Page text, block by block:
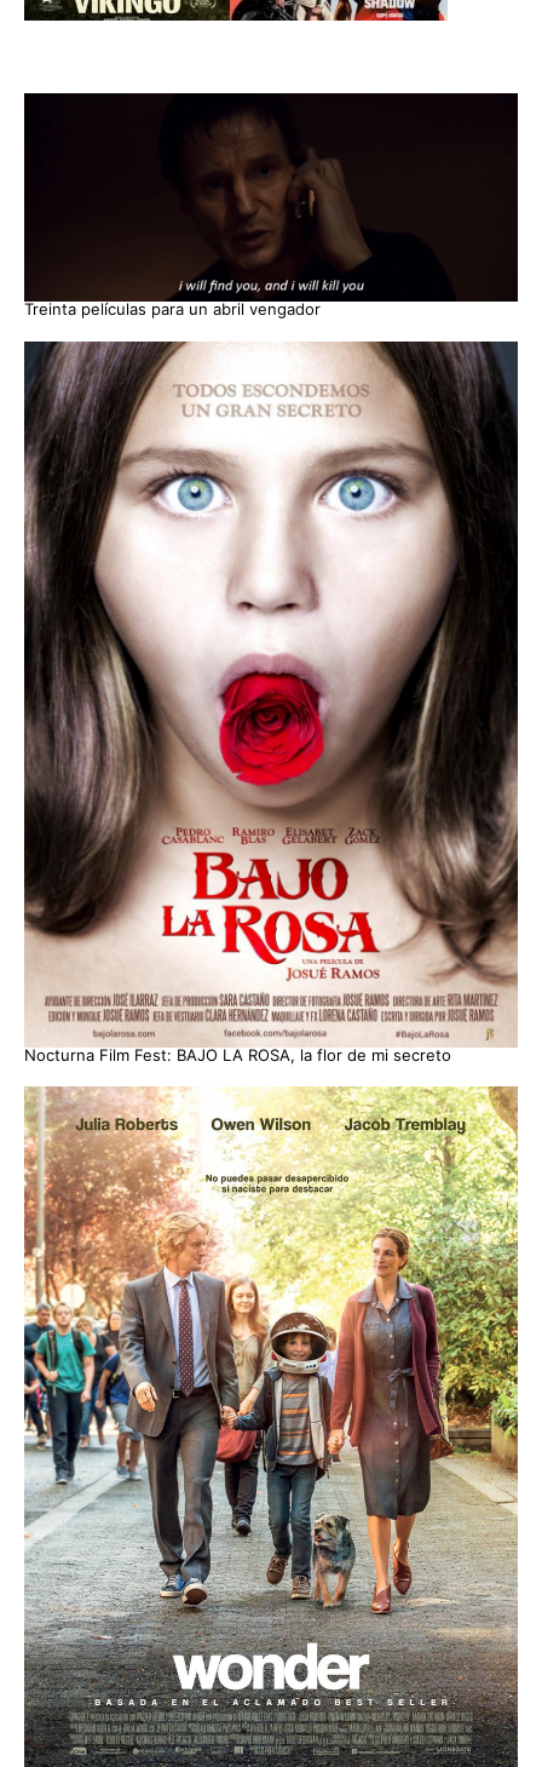
Treinta películas para un abril vengador
Nocturna Film Fest: BAJO LA ROSA, la flor de mi secreto